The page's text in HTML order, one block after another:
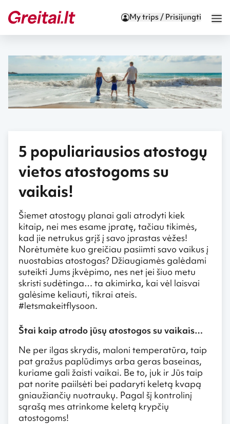
My trips / Prisijungti
5 populiariausios atostogų
vietos atostogoms su
vaikais!
Šiemet atostogų planai gali atrodyti kiek
kitaip, nei mes esame įpratę, tačiau tikimės,
kad jie netrukus grįš į savo įprastas vėžes!
Norėtumėte kuo greičiau pasiimti savo vaikus į
nuostabias atostogas? Džiaugiamės galėdami
suteikti Jums įkvėpimo, nes net jei šiuo metu
skristi sudėtinga… ta akimirka, kai vėl laisvai
galėsime keliauti, tikrai ateis.
#letsmakeitflysoon.
Štai kaip atrodo jūsų atostogos su vaikais…
Ne per ilgas skrydis, maloni temperatūra, taip
pat gražus paplūdimys arba geras baseinas,
kuriame gali žaisti vaikai. Be to, juk ir Jūs taip
pat norite paiilsėti bei padaryti keletą kvapą
gniaužiančių nuotraukų. Pagal šį kontrolinį
sąrašą mes atrinkome keletą krypčių
atostogoms!